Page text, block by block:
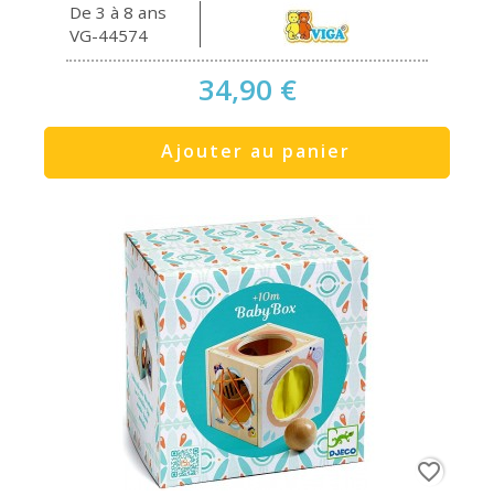
De 3 à 8 ans
VG-44574
34,90 €
Ajouter au panier
favorite_border